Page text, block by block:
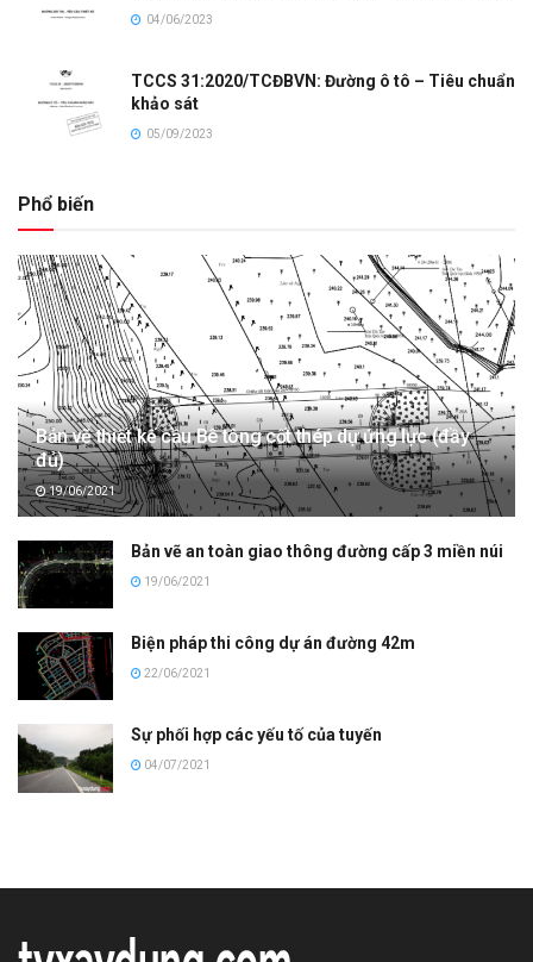
04/06/2023
TCCS 31:2020/TCĐBVN: Đường ô tô – Tiêu chuẩn
khảo sát
05/09/2023
Phổ biến
Bản vẽ thiết kế cầu Bê tông cốt thép dự ứng lực (đầy
đủ)
19/06/2021
Bản vẽ an toàn giao thông đường cấp 3 miền núi
19/06/2021
Biện pháp thi công dự án đường 42m
22/06/2021
Sự phối hợp các yếu tố của tuyến
04/07/2021